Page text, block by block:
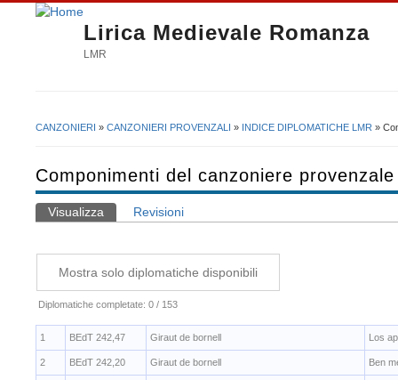
Lirica Medievale Romanza
LMR
CANZONIERI » CANZONIERI PROVENZALI » INDICE DIPLOMATICHE LMR »
Componimenti del canzoniere
Schede primarie
Visualizza (scheda attiva)
Revisioni
Diplomatiche completate: 0 / 153
1 BEdT 242,47 Giraut de bornell Los
2 BEdT 242,20 Giraut de bornell Ben